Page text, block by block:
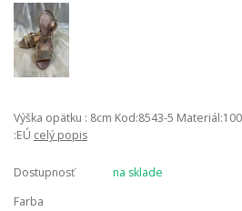
Výška opätku : 8cm Kod:8543-5
:EÚ celý popis
Dostupnosť
na sklade
Farba